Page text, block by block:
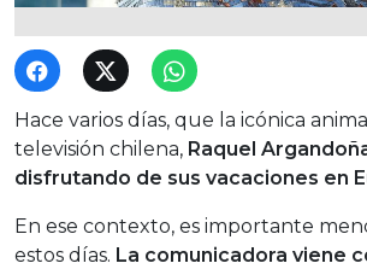
Hace varios días, que la icónica
televisión chilena, Raquel
disfrutando de sus vacaciones en
En ese contexto, es importante
estos días. La comunicadora viene